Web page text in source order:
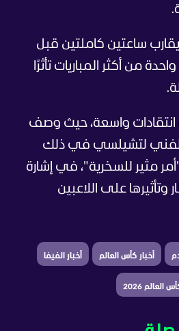
ساعتين كاملتين قبل
من أكثر المباريات تأثرًا
انتقادات واسعة، حيث وصف
الفني لتشيلسي في ذلك
مثير للسخرية"، في إشارة
وتأثيرها على اللاعبين
أخبار كأس العالم أخبار الفيفا
العالم 2026